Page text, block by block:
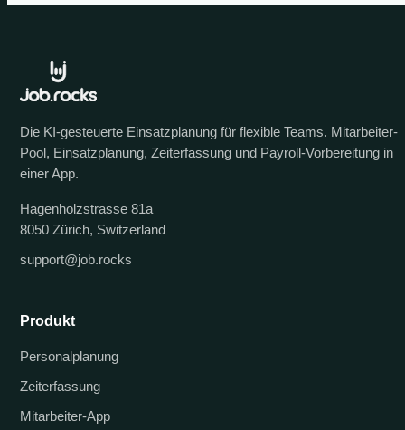
Die KI-gesteuerte Einsatzplanung für flexible Teams. Mitarbeiter-
Pool, Einsatzplanung, Zeiterfassung und Payroll-Vorbereitung in
einer App.
Hagenholzstrasse 81a
8050 Zürich, Switzerland
support@job.rocks
Produkt
Personalplanung
Zeiterfassung
Mitarbeiter-App